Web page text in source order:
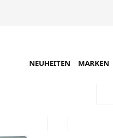
NEUHEITEN MARKEN